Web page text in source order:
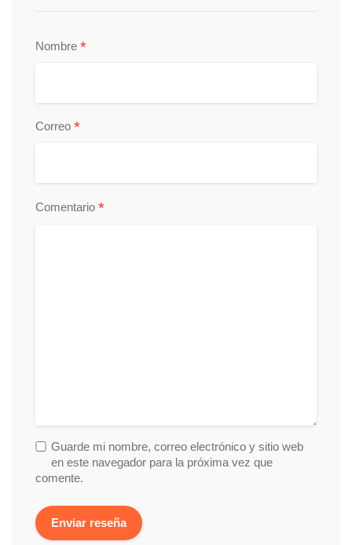
Nombre *
Correo *
Comentario *
Guarde mi nombre, correo electrónico y sitio web
en este navegador para la próxima vez que
comente.